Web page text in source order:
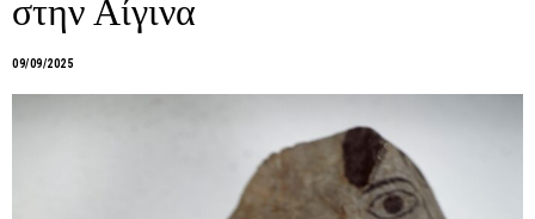
στην Αίγινα
09/09/2025